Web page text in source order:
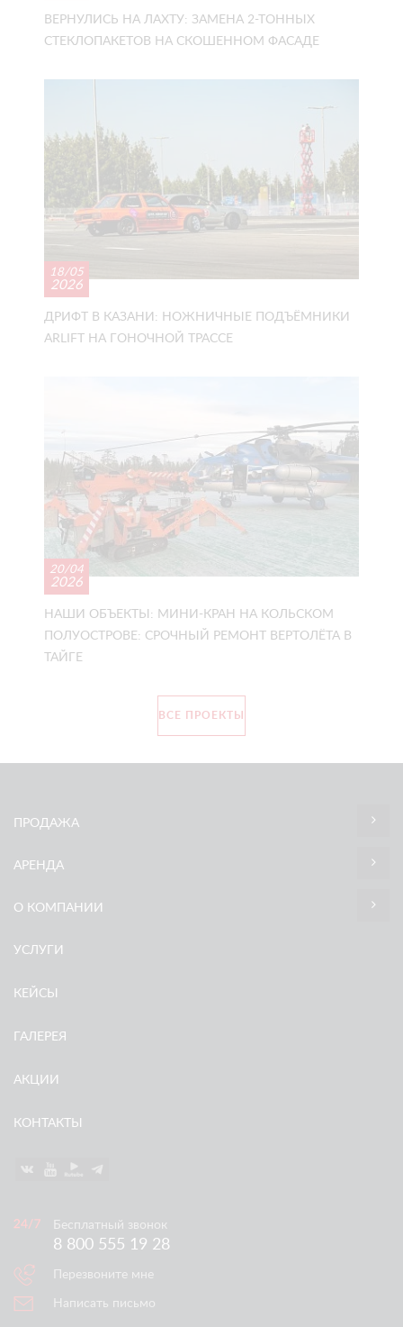
ВЕРНУЛИСЬ НА ЛАХТУ: ЗАМЕНА 2-ТОННЫХ
СТЕКЛОПАКЕТОВ НА СКОШЕННОМ ФАСАДЕ
18/05
2026
ДРИФТ В КАЗАНИ: НОЖНИЧНЫЕ ПОДЪЁМНИКИ
ARLIFT НА ГОНОЧНОЙ ТРАССЕ
20/04
2026
НАШИ ОБЪЕКТЫ: МИНИ-КРАН НА КОЛЬСКОМ
ПОЛУОСТРОВЕ: СРОЧНЫЙ РЕМОНТ ВЕРТОЛЁТА В
ТАЙГЕ
ВСЕ ПРОЕКТЫ
ПРОДАЖА
АРЕНДА
О КОМПАНИИ
УСЛУГИ
КЕЙСЫ
ГАЛЕРЕЯ
АКЦИИ
КОНТАКТЫ
Бесплатный звонок
8 800 555 19 28
Перезвоните мне
Написать письмо